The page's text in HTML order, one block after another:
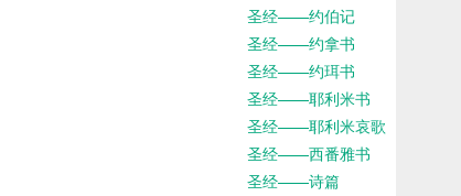
圣经——约伯记
圣经——约拿书
圣经——约珥书
圣经——耶利米书
圣经——耶利米哀歌
圣经——西番雅书
圣经——诗篇